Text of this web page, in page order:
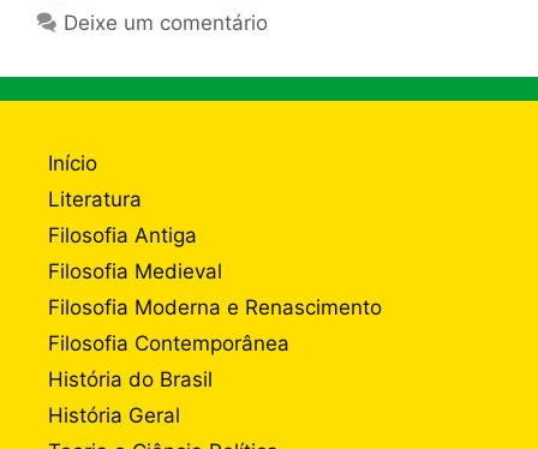
Deixe um comentário
Início
Literatura
Filosofia Antiga
Filosofia Medieval
Filosofia Moderna e Renascimento
Filosofia Contemporânea
História do Brasil
História Geral